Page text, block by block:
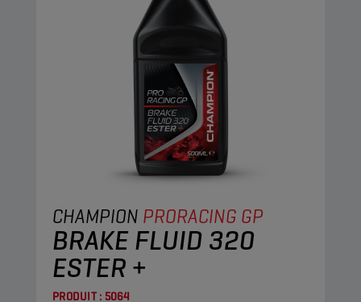
CHAMPION PRORACING GP
BRAKE FLUID 320
ESTER +
PRODUIT : 5064